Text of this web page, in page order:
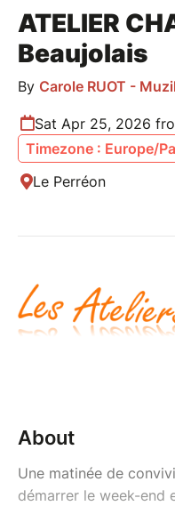
ATELIER
Beaujolais
By Carole RUOT -
Sat Apr 25, 2026
Timezone : Europe/
Le Perréon
About
Une matinée de
démarrer le week-end